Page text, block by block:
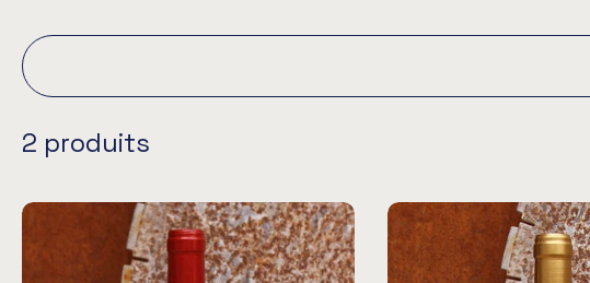
2 produits